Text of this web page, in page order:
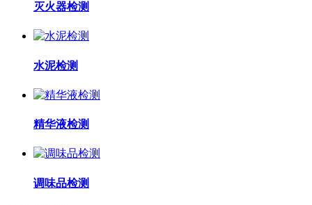
灭火器检测
水泥检测
精华液检测
调味品检测